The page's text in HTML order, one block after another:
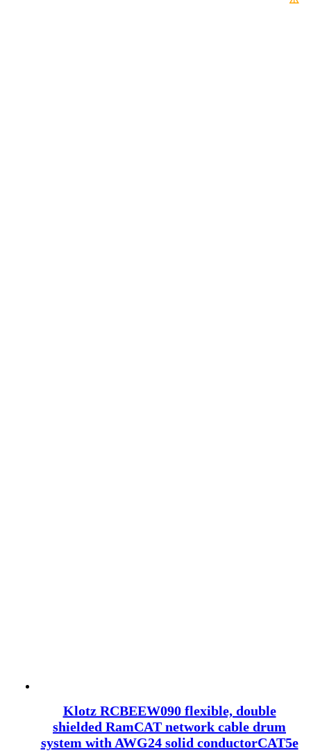
Klotz RCBEEW090 flexible, double
shielded RamCAT network cable drum
system with AWG24 solid conductorCAT5e